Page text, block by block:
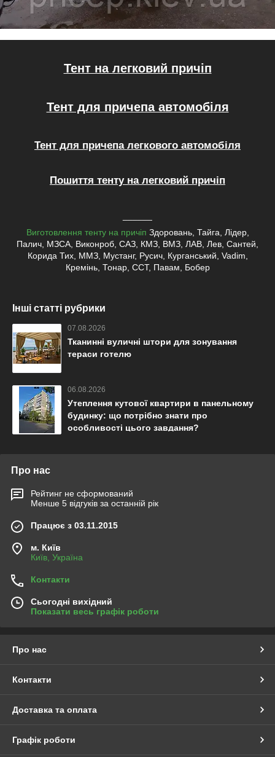
Тент на легковий причіп
Тент для причепа автомобіля
Тент для причепа легкового автомобіля
Пошиття тенту на легковий причіп
Виготовлення тенту на причіп Здоровань, Тайга, Лідер,
Палич, МЗСА, Виконроб, САЗ, КМЗ, ВМЗ, ЛАВ, Лев, Сантей,
Корида Тих, ММЗ, Мустанг, Русич, Курганський, Vadim,
Кремінь, Тонар, ССТ, Павам, Бобер
Інші статті рубрики
07.08.2026
Тканинні вуличні штори для зонування
тераси готелю
06.08.2026
Утеплення кутової квартири в панельному
будинку: що потрібно знати про
особливості цього завдання?
Про нас
Рейтинг не сформований
Менше 5 відгуків за останній рік
Працює з 03.11.2015
м. Київ
Київ, Україна
Контакти
Сьогодні вихідний
Показати весь графік роботи
Про нас
Контакти
Доставка та оплата
Графік роботи